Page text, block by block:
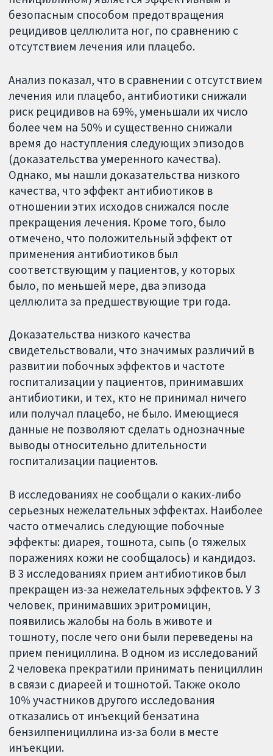
безопасным способом предотвращения
рецидивов целлюлита ног, по сравнению с
отсутствием лечения или плацебо.
Анализ показал, что в сравнении с отсутствием
лечения или плацебо, антибиотики снижали
риск рецидивов на 69%, уменьшали их число
более чем на 50% и существенно снижали
время до наступления следующих эпизодов
(доказательства умеренного качества).
Однако, мы нашли доказательства низкого
качества, что эффект антибиотиков в
отношении этих исходов снижался после
прекращения лечения. Кроме того, было
отмечено, что положительный эффект от
применения антибиотиков был
соответствующим у пациентов, у которых
было, по меньшей мере, два эпизода
целлюлита за предшествующие три года.
Доказательства низкого качества
свидетельствовали, что значимых различий в
развитии побочных эффектов и частоте
госпитализации у пациентов, принимавших
антибиотики, и тех, кто не принимал ничего
или получал плацебо, не было. Имеющиеся
данные не позволяют сделать однозначные
выводы относительно длительности
госпитализации пациентов.
В исследованиях не сообщали о каких-либо
серьезных нежелательных эффектах. Наиболее
часто отмечались следующие побочные
эффекты: диарея, тошнота, сыпь (о тяжелых
поражениях кожи не сообщалось) и кандидоз.
В 3 исследованиях прием антибиотиков был
прекращен из-за нежелательных эффектов. У 3
человек, принимавших эритромицин,
появились жалобы на боль в животе и
тошноту, после чего они были переведены на
прием пенициллина. В одном из исследований
2 человека прекратили принимать пенициллин
в связи с диареей и тошнотой. Также около
10% участников другого исследования
отказались от инъекций бензатина
бензилпенициллина из-за боли в месте
инъекции.